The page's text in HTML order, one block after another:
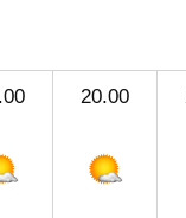
20.00